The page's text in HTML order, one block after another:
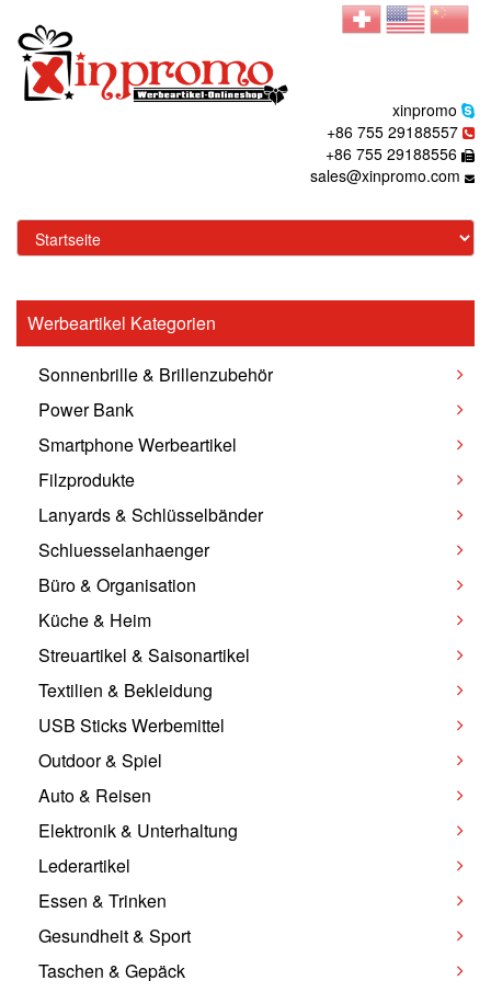
xinpromo
+86 755 29188557
+86 755 29188556
sales@xinpromo.com
Werbeartikel Kategorien
Sonnenbrille & Brillenzubehör
Power Bank
Smartphone Werbeartikel
Filzprodukte
Lanyards & Schlüsselbänder
Schluesselanhaenger
Büro & Organisation
Küche & Heim
Streuartikel & Saisonartikel
Textilien & Bekleidung
USB Sticks Werbemittel
Outdoor & Spiel
Auto & Reisen
Elektronik & Unterhaltung
Lederartikel
Essen & Trinken
Gesundheit & Sport
Taschen & Gepäck